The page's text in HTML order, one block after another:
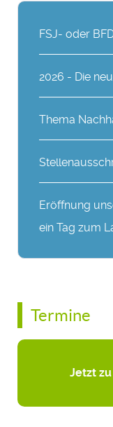
FSJ- oder
2026 - Die
Thema
Eröffnung
ein Tag zum
Termine
Jetzt